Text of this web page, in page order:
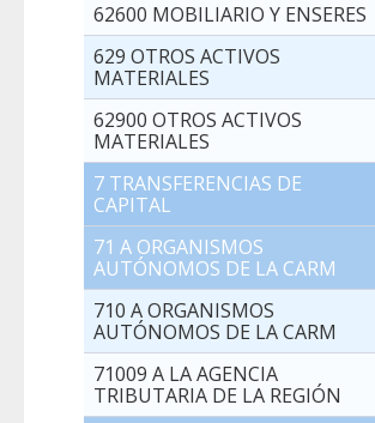
62600 MOBILIARIO Y ENSERES
629 OTROS ACTIVOS
MATERIALES
62900 OTROS ACTIVOS
MATERIALES
7 TRANSFERENCIAS DE
CAPITAL
71 A ORGANISMOS
AUTÓNOMOS DE LA CARM
710 A ORGANISMOS
AUTÓNOMOS DE LA CARM
71009 A LA AGENCIA
TRIBUTARIA DE LA REGIÓN